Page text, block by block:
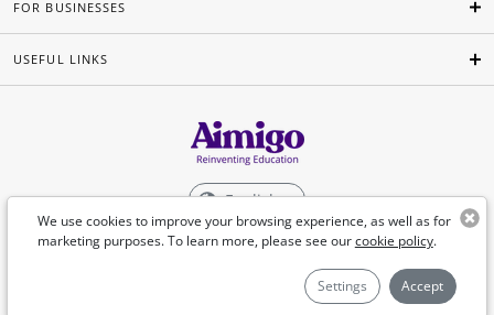
We use cookies to improve your browsing experience, as well as for
marketing purposes. To learn more, please see ourcookie policy.
Settings Accept
FOR BUSINESSES
USEFUL LINKS
English
©Aimigo 2026